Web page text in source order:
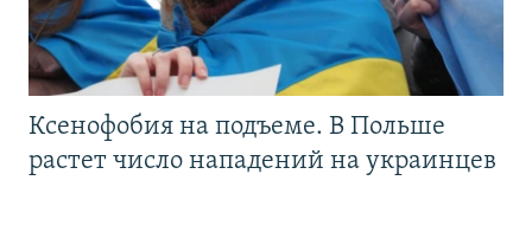
Ксенофобия на подъеме. В Польше
растет число нападений на украинцев